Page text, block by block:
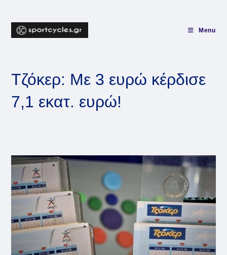
content
Menu
Τζόκερ: Με 3 ευρώ κέρδισε
7,1 εκατ. ευρώ!